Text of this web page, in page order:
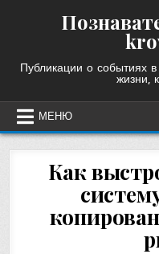
Публикации о событиях
жизни,
МЕНЮ
Как